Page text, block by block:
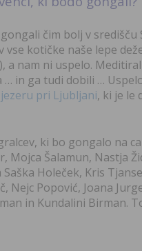
čim bolj v središču
kotičke naše lepe
a nam ni uspelo.
in ga tudi dobili …
pri Ljubljani, ki je le
ki bo gongalo na
Mojca Šalamun, Nastja
Holeček, Kris
Popović, Joana
in Kundalini Birman.